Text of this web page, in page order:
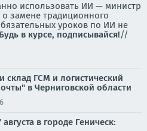
использовать ИИ — министр
замене традиционного
уроков по ИИ не
Будь в курсе, подписывайся!//
склад ГСМ и логистический
в Черниговской области
в городе Геническ: